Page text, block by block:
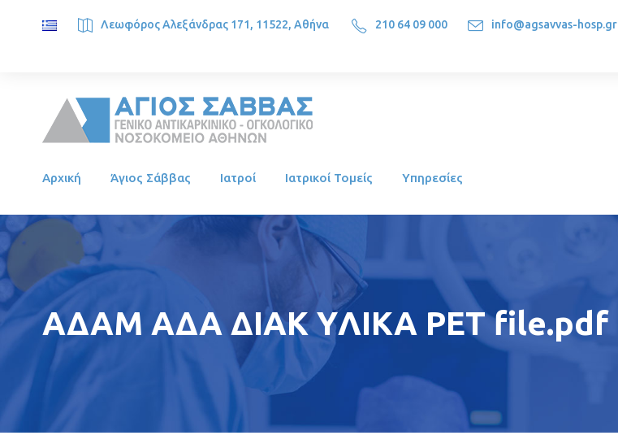
Λεωφόρος Αλεξάνδρας 171, 11522, Αθήνα 210 64 09 000 info@agsavvas-hosp.gr
Αρχική Άγιος Σάββας Ιατροί Ιατρικοί Τομείς Υπηρεσίες
ΑΔΑΜ ΑΔΑ ΔΙΑΚ YΛΙΚΑ PET file.pdf